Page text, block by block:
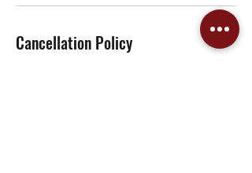
Cancellation Policy